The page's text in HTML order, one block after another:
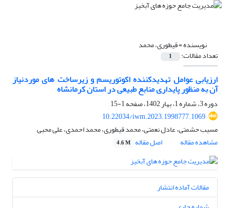
نویسنده =قیطوری، محمد
تعداد مقالات: 1
ارزیابی عوامل تهدیدکننده اکوتوریسم و زیرساخت ‏های موردنیاز
آن به‏ منظور پایداری منابع طبیعی در استان کرمانشاه
دوره 3، شماره 1، بهار 1402، صفحه
1-15
10.22034/iwm.2023.1998777.1069
مسیب حشمتی، عادل نعمتی، محمد قیطوری، محمد احمدی، علی محبی
مشاهده مقاله
اصل مقاله 4.6 M
مقالات آماده انتشار